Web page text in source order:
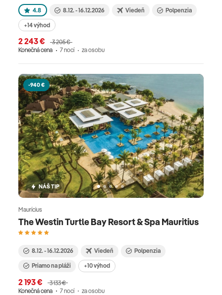
4.8 8.12. - 16.12.2026 Viedeň Polpenzia
+14 výhod
2 243 €
3 205 €
Konečná cena
7 nocí za osobu
-940 €
NÁŠ TIP
The Westin Turtle Bay Resort & Spa Mauritius
Maurícius
8.12. - 16.12.2026 Viedeň
Polpenzia
Priamo na pláži
+10 výhod
2 193 €
3 133 €
Konečná cena
7 nocí za osobu